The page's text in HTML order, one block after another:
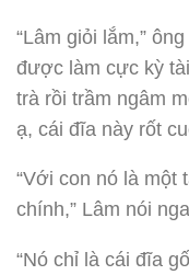
“Lâm giỏi lắm,”
được làm cực kỳ
trà rồi trầm ngâm
ạ, cái đĩa này rốt
“Với con nó là một
chính,” Lâm nói
“Nó chỉ là cái đĩa